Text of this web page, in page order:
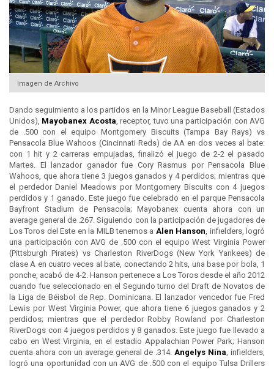
Imagen de Archivo
Dando seguimiento a los partidos en la Minor League Baseball (Estados
Unidos), Mayobanex Acosta, receptor, tuvo una participación con AVG
de .500 con el equipo Montgomery Biscuits (Tampa Bay Rays) vs
Pensacola Blue Wahoos (Cincinnati Reds) de AA en dos veces al bate:
con 1 hit y 2 carreras empujadas, finalizó el juego de 2-2 el pasado
Martes. El lanzador ganador fue Cory Rasmus por Pensacola Blue
Wahoos, que ahora tiene 3 juegos ganados y 4 perdidos; mientras que
el perdedor Daniel Meadows por Montgomery Biscuits con 4 juegos
perdidos y 1 ganado. Este juego fue celebrado en el parque Pensacola
Bayfront Stadium de Pensacola; Mayobanex cuenta ahora con un
average general de .267. Siguiendo con la participación de jugadores de
Los Toros del Este en la MILB tenemos a Alen Hanson, infielders, logró
una participación con AVG de .500 con el equipo West Virginia Power
(Pittsburgh Pirates) vs Charleston RiverDogs (New York Yankees) de
clase A en cuatro veces al bate, conectando 2 hits, una base por bola, 1
ponche, acabó de 4-2. Hanson pertenece a Los Toros desde el año 2012
cuando fue seleccionado en el Segundo turno del Draft de Novatos de
la Liga de Béisbol de Rep. Dominicana. El lanzador vencedor fue Fred
Lewis por West Virginia Power, que ahora tiene 6 juegos ganados y 2
perdidos; mientras que el perdedor Robby Rowland por Charleston
RiverDogs con 4 juegos perdidos y 8 ganados. Este juego fue llevado a
cabo en West Virginia, en el estadio Appalachian Power Park; Hanson
cuenta ahora con un average general de .314.Angelys Nina, infielders,
logró una oportunidad con un AVG de .500 con el equipo Tulsa Drillers